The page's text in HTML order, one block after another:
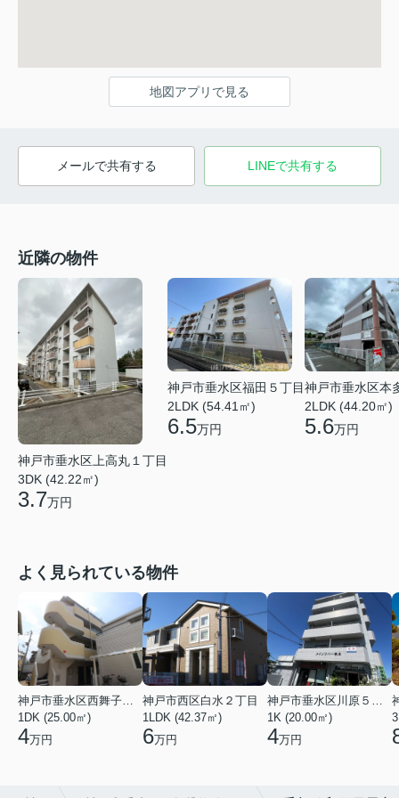
地図アプリで見る
メールで共有する LINEで共有する
近隣の物件
神戸市垂水区上高丸１丁目
3DK (42.22㎡)
3.7万円
神戸市垂水区福田５丁目
2LDK (54.41㎡)
6.5万円
神戸市垂水区本
2LDK (44.20㎡)
5.6万円
よく見られている物件
1DK (25.00㎡)
4万円
神戸市西区白水２丁目
1LDK (42.37㎡)
6万円
1K (20.00㎡)
4万円